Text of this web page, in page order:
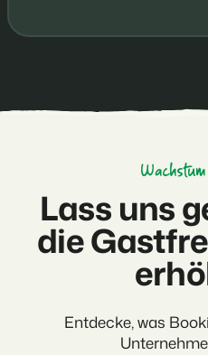
Lass uns
die
Entdecke, was